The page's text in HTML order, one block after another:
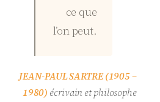
ce que
l’on peut.
JEAN-PAUL SARTRE (1905 –
1980) écrivain et philosophe